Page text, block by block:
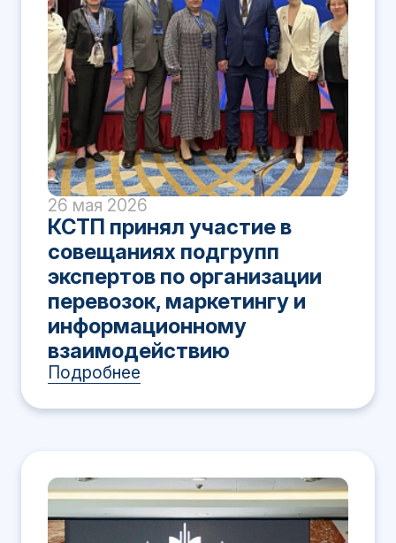
26 мая 2026
КСТП принял участие в
совещаниях подгрупп
экспертов по организации
перевозок, маркетингу и
информационному
взаимодействию
Подробнее